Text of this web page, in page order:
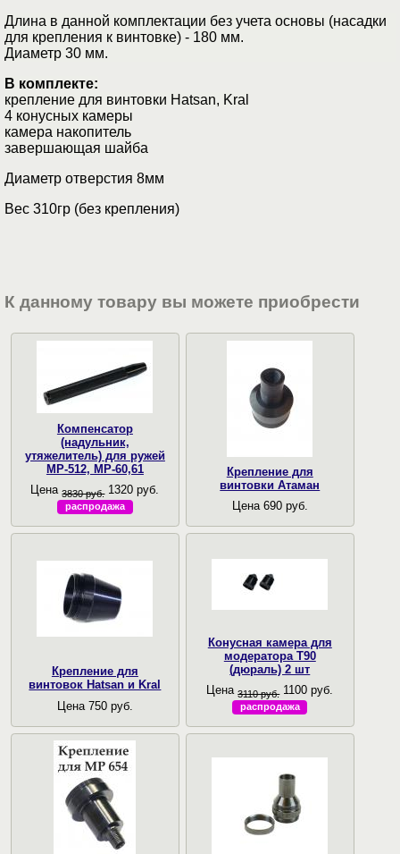
Длина в данной комплектации без учета основы (насадки
для крепления к винтовке) ­- 180 мм.
Диаметр 30 мм.
В комплекте:
крепление для винтовки Hatsan, Kral
4 конусных камеры
камера накопитель
завершающая шайба
Диаметр отверстия 8мм
Вес 310гр (без крепления)
К данному товару вы можете приобрести
Компенсатор
(надульник,
утяжелитель) для ружей
МР-512, МР-60,61
Цена3830 руб. 1320 руб.
распродажа
Крепление для
винтовки Атаман
Цена 690 руб.
Крепление для
винтовок Hatsan и Kral
Цена 750 руб.
Конусная камера для
модератора Т90
(дюраль) 2 шт
Цена3110 руб. 1100 руб.
распродажа